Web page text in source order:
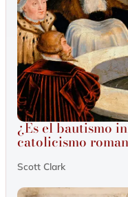
¿Es el bautismo
catolicismo
Scott Clark